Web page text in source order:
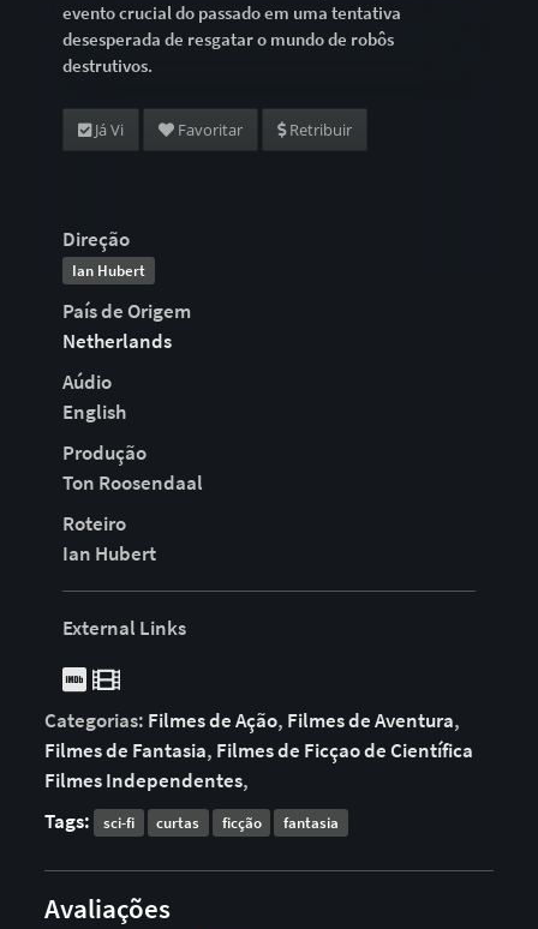
evento crucial do passado em uma tentativa
desesperada de resgatar o mundo de robôs
destrutivos.
Já Vi Favoritar Retribuir
Direção
Ian Hubert
País de Origem
Netherlands
Aúdio
English
Produção
Ton Roosendaal
Roteiro
Ian Hubert
External Links
Categorias: Filmes de Ação, Filmes de Aventura,
Filmes de Fantasia, Filmes de Ficçao de Científica
Filmes Independentes,
Tags:
sci-fi curtas ficção fantasia
Avaliações